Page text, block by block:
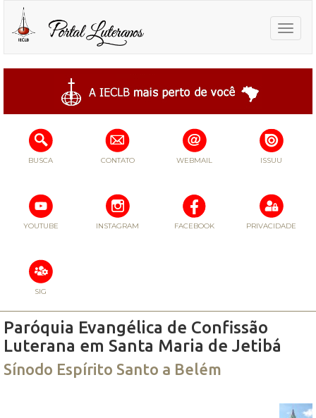
Toggle
BUSCA CONTATO WEBMAIL ISSUU
YOUTUBE INSTAGRAM FACEBOOK PRIVACIDADE
SIG
Paróquia Evangélica de Confissão
Luterana em Santa Maria de Jetibá
Sínodo Espírito Santo a Belém